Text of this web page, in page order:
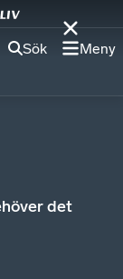
Sök Meny
det